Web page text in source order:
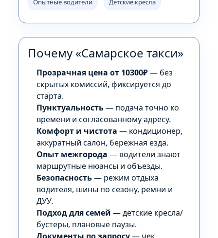
Опытные водители Детские кресла
Почему «Самарское такси»
Прозрачная цена от 10300₽— без
скрытых комиссий, фиксируется до
старта.
Пунктуальность— подача точно ко
времени и согласованному адресу.
Комфорт и чистота — кондиционер,
аккуратный салон, бережная езда.
Опыт межгорода — водители знают
маршрутные нюансы и объезды.
Безопасность— режим отдыха
водителя, шины по сезону, ремни и
ДУУ.
Подход для семей — детские кресла/
бустеры, плановые паузы.